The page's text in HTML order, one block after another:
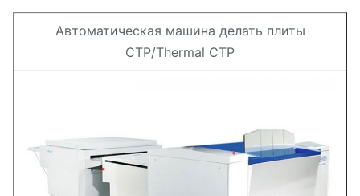
Автоматическая машина делать плиты
CTP/Thermal CTP